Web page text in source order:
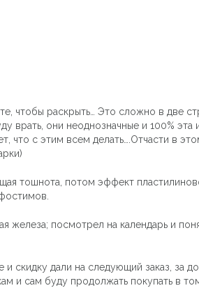
чтобы раскрыть… Это сложно в две
они неоднозначные и 100% эта
что с этим всем делать….Отчасти в
тошнота, потом эффект
железа; посмотрел на календарь и
скидку дали на следующий заказ, за
и сам буду продолжать покупать в